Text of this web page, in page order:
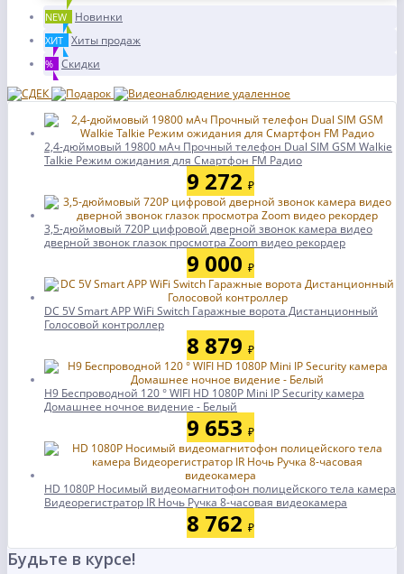
NEW Новинки
ХИТ Хиты продаж
% Скидки
2,4-дюймовый 19800 мАч Прочный телефон Dual SIM GSM Walkie
Talkie Режим ожидания для Смартфон FM Радио
9 272 ₽
3,5-дюймовый 720P цифровой дверной звонок камера видео
дверной звонок глазок просмотра Zoom видео рекордер
9 000 ₽
DC 5V Smart APP WiFi Switch Гаражные ворота Дистанционный
Голосовой контроллер
8 879 ₽
H9 Беспроводной 120 ° WIFI HD 1080P Mini IP Security камера
Домашнее ночное видение - Белый
9 653 ₽
HD 1080P Носимый видеомагнитофон полицейского тела камера
Видеорегистратор IR Ночь Ручка 8-часовая видеокамера
8 762 ₽
Будьте в курсе!